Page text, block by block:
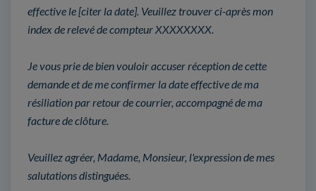
effective le [citer la date]. Veuillez trouver ci-après mon
index de relevé de compteur XXXXXXXX.
Je vous prie de bien vouloir accuser réception de cette
demande et de me confirmer la date effective de ma
résiliation par retour de courrier, accompagné de ma
facture de clôture.
Veuillez agréer, Madame, Monsieur, l'expression de mes
salutations distinguées.